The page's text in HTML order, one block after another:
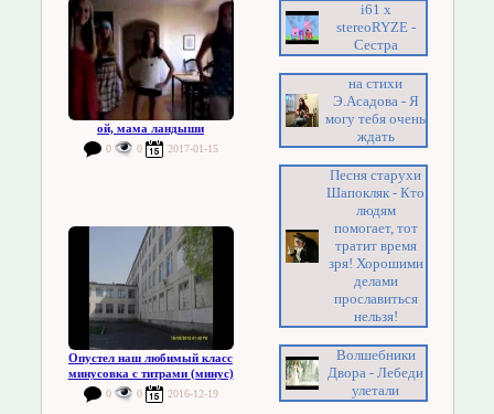
ой, мама ландыши
0 0 2017-01-15
Опустел наш любимый класс
минусовка с титрами (минус)
0 0 2016-12-19
i61 x
stereoRYZE -
Сестра
на стихи
Э.Асадова - Я
могу тебя очень
ждать
Песня старухи
Шапокляк - Кто
людям
помогает, тот
тратит время
зря! Хорошими
делами
прославиться
нельзя!
Волшебники
Двора - Лебеди
улетали